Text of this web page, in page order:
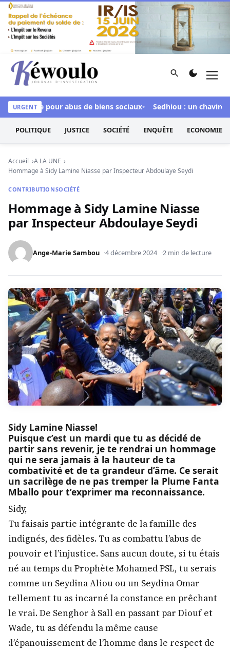
Aller au contenu
Kéwoulo, le premier site d'information et d'investigation
Rechercher
URGENTpour abus de biens sociaux Sedhiou : un
POLITIQUE JUSTICE SOCIÉTÉ ENQUÊTE ECONOMIE
Accueil
A LA UNE
Hommage à Sidy Lamine Niasse par Inspecteur Abdoulaye Seydi
CONTRIBUTIONSOCIÉTÉ
Hommage à Sidy Lamine Niasse
par Inspecteur Abdoulaye Seydi
Ange-Marie Sambou 4 décembre 2024 2 min de lecture
Sidy Lamine Niasse!
Puisque c’est un mardi que tu as décidé de
partir sans revenir, je te rendrai un hommage
qui ne sera jamais à la hauteur de ta
combativité et de ta grandeur d’âme. Ce serait
un sacrilège de ne pas tremper la Plume Fanta
Mballo pour t’exprimer ma reconnaissance.
Sidy,
Tu faisais partie intégrante de la famille des
indignés, des fidèles. Tu as combattu l’abus de
pouvoir et l’injustice. Sans aucun doute, si tu étais
né au temps du Prophète Mohamed PSL, tu serais
comme un Seydina Aliou ou un Seydina Omar
tellement tu as incarné la constance en prêchant
le vrai. De Senghor à Sall en passant par Diouf et
Wade, tu as défendu la même cause
:l’épanouissement de l’homme dans le respect de